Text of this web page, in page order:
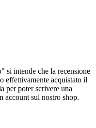
si intende che la recensione
effettivamente acquistato il
per poter scrivere una
account sul nostro shop.